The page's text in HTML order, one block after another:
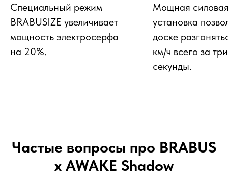
Специальный режим
BRABUSIZE увеличивает
мощность электросерфа
на 20%.
Мощная
установка
доске
км/ч всего за три
секунды.
Частые вопросы про BRABUS
x AWAKE Shadow